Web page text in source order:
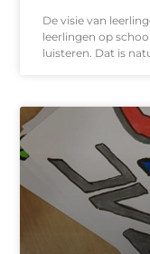
De visie van
leerlingen op
luisteren. Dat is